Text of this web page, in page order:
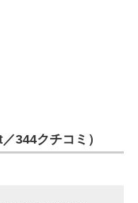
344クチコミ）